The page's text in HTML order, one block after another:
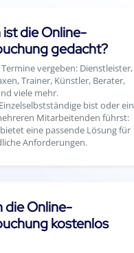
ist die Online-
gedacht?
Termine vergeben: Dienstleister,
Trainer, Künstler, Berater,
viele mehr.
bist oder ein
Mitarbeitenden führst:
eine passende Lösung für
Anforderungen.
die Online-
kostenlos